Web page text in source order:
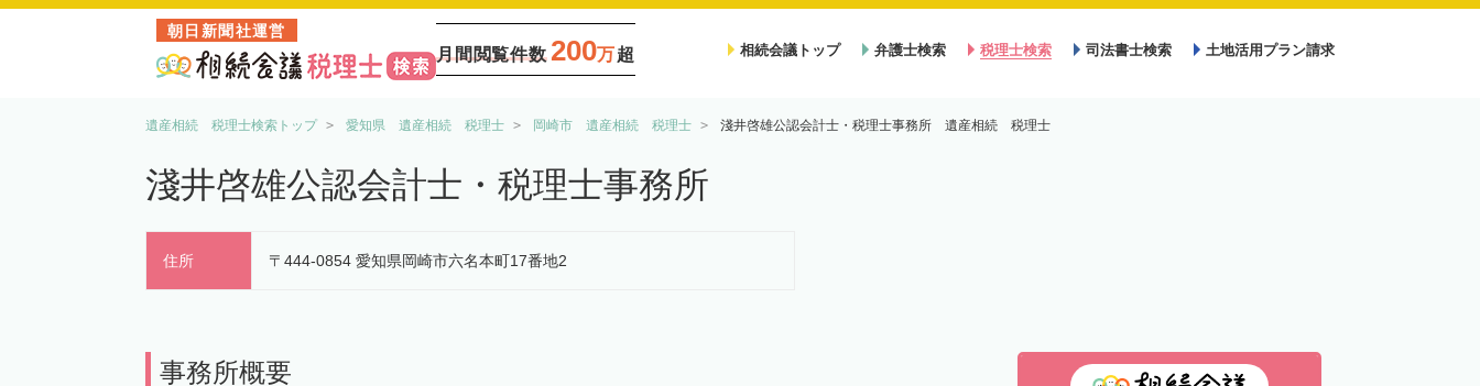
朝日新聞社運営
月間閲覧件数 200万超 相続会議トップ 弁護士検索 税理士検索 司法書士検索 土地活用プラン請求
遺産相続 税理士検索トップ 愛知県 遺産相続 税理士 岡崎市 遺産相続 税理士 淺井啓雄公認会計士・税理士事務所 遺産相続 税理士
淺井啓雄公認会計士・税理士事務所
住所 〒444-0854 愛知県岡崎市六名本町17番地2
事務所概要